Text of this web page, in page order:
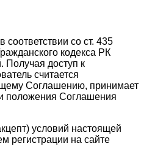
со ст. 435
кодекса РК
Получая доступ к
считается
Соглашению, принимает
положения Соглашения
условий настоящей
регистрации на сайте